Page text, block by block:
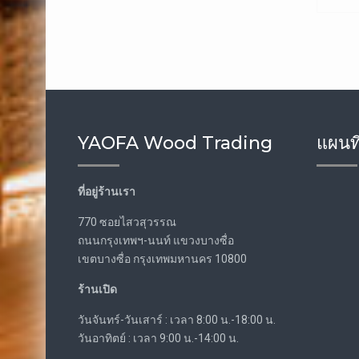
YAOFA Wood Trading
ที่อยู่ร้านเรา
770 ซอยไสวสุวรรณ
ถนนกรุงเทพฯ-นนท์ แขวงบางซื่อ
เขตบางซื่อ กรุงเทพมหานคร 10800
ร้านเปิด
วันจันทร์-วันเสาร์ : เวลา 8:00 น.-18:00 น.
วันอาทิตย์ : เวลา 9:00 น.-14:00 น.
แผน